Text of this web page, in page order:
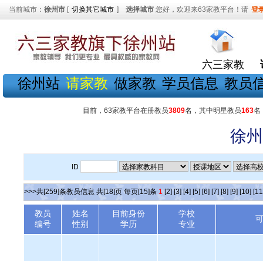
当前城市： 徐州市 [ 切换其它城市 ] 选择城市 您好，欢迎来63家教平台！请 登
六三家教
徐州站 请家教 做家教 学员信息 教员
目前，63家教平台在册教员3809名，其中明星教员163名
徐
ID
>>>共[259]条教员信息 共[18]页 每页[15]条 1 [2] [3] [4] [5] [6] [7] [8] [9] [10]
教员
编号
姓名
性别
目前身份
学历
学校
专业